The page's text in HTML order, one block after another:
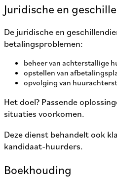
Juridische en
De juridische en
betalingsproblemen:
beheer van achterstallige
opstellen van
opvolging van
Het doel? Passende
situaties voorkomen.
Deze dienst behandelt ook
kandidaat-huurders.
Boekhouding